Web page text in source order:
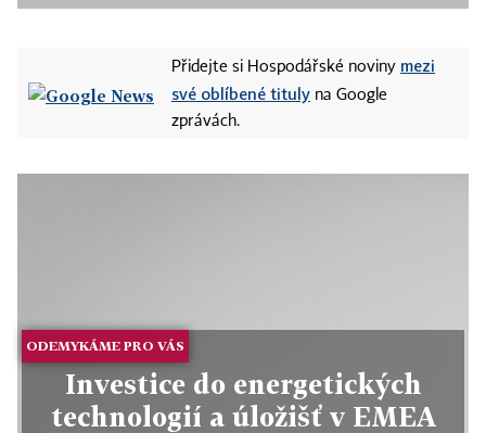
Přidejte si Hospodářské noviny mezi
své oblíbené tituly na Google
zprávách.
ODEMYKÁME PRO VÁS
Investice do energetických
technologií a úložišť v EMEA